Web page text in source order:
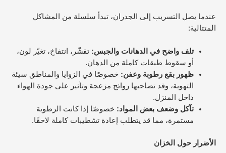
عندما يصل التسريب إلى الجدران، تبدأ سلسلة من المشاكل
المتتالية:
تلف واضح في الدهانات والجبس: تقشّر، انتفاخ، تغيّر لون،
أو سقوط طبقات كاملة من الدهان.
ظهور بقع رطوبة وعفن: خصوصًا في الزوايا والمناطق سيئة
التهوية، وقد تصاحبها روائح مزعجة وتأثير على جودة الهواء
داخل المنزل.
تآكل وضعف بعض المواد: خصوصًا إذا كانت الرطوبة
مستمرة، مما قد يتطلب إعادة تشطيبات كاملة لاحقًا.
الأضرار حول الخزان